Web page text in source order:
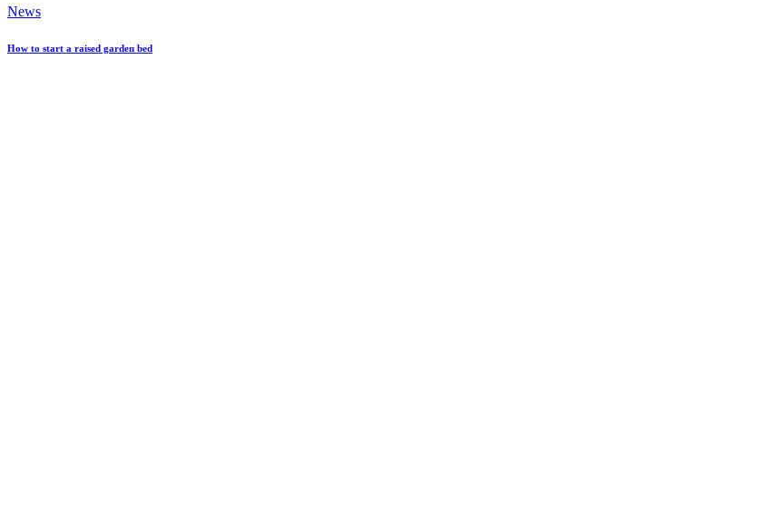
News
How to start a raised garden bed